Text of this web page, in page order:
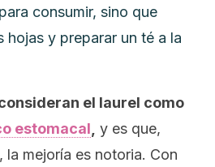
consumir, sino que
hojas y preparar un té a la
el laurel como
estomacal y es que,
la mejoría es notoria. Con